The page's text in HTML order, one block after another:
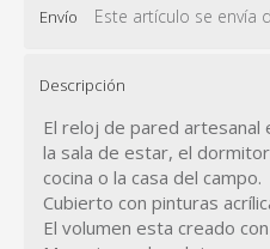
Envío Este artículo se envía
Descripción
El reloj de pared artesanal
la sala de estar, el
cocina o la casa del campo.
Cubierto con pinturas
El volumen esta creado